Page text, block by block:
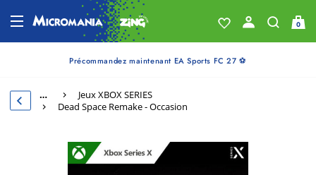
0
Précommandez maintenant EA Sports FC 27 ⚽
…
Jeux XBOX SERIES
Dead Space Remake - Occasion